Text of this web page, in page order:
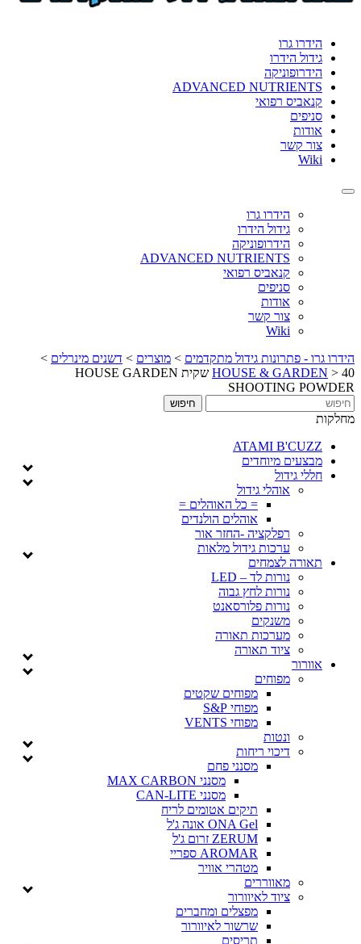
הידרו גרו
גידול הידרו
הידרופוניקה
ADVANCED NUTRIENTS
קנאביס רפואי
סניפים
אודות
צור קשר
Wiki
Toggle
הידרו גרו
גידול הידרו
הידרופוניקה
ADVANCED NUTRIENTS
קנאביס רפואי
סניפים
אודות
צור קשר
Wiki
הידרו גרו - פתרונות גידול מתקדמים > מוצרים > דשנים מינרלים >
HOUSE & GARDEN >
40 שקית HOUSE GARDEN
SHOOTING POWDER
מחלקות
ATAMI B'CUZZ
מבצעים מיוחדים
חללי גידול
אוהלי גידול
= כל האוהלים =
אוהלים הולנדים
רפלקציה -החזר אור
ערכות גידול מלאות
תאורה לצמחים
נורות לד – LED
נורות לחץ גבוה
נורות פלורסאנט
משנקים
מערכות תאורה
ציוד תאורה
אוורור
מפוחים
מפוחים שקטים
מפוחי S&P
מפוחי VENTS
ונטות
דיכוי ריחות
מסנני פחם
מסנני MAX CARBON
מסנני CAN-LITE
תיקים אטומים לריח
ONA Gel אונה ג'ל
ZERUM זרום ג'ל
AROMAR ספריי
מטהרי אוויר
מאווררים
ציוד לאיוורור
מפצלים ומחברים
שרשור לאיוורור
תריסים
format_underlined הוסף קו תחתון לקישורים
את
כל